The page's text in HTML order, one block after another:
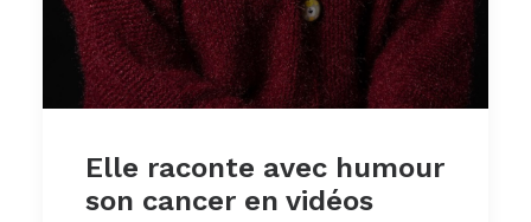
Elle raconte avec humour
son cancer en vidéos